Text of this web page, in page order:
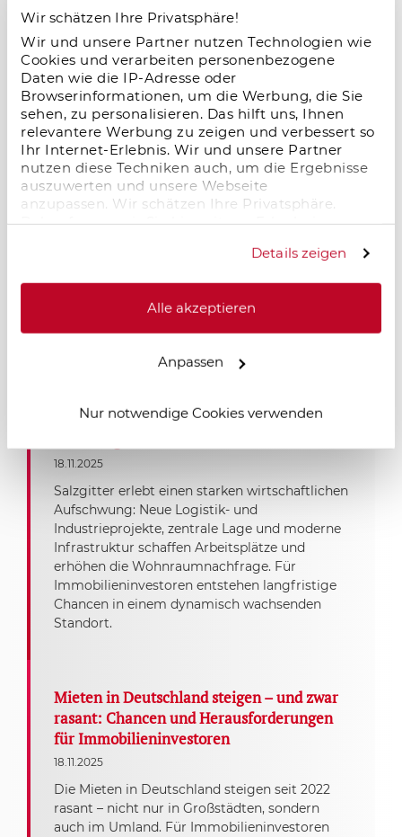
Wir schätzen Ihre Privatsphäre!
Wir und unsere Partner nutzen Technologien wie
Cookies und verarbeiten personenbezogene
Daten wie die IP-Adresse oder
Browserinformationen, um die Werbung, die Sie
sehen, zu personalisieren. Das hilft uns, Ihnen
relevantere Werbung zu zeigen und verbessert so
Ihr Internet-Erlebnis. Wir und unsere Partner
nutzen diese Techniken auch, um die Ergebnisse
auszuwerten und unsere Webseite
anzupassen. Wir schätzen Ihre Privatsphäre.
Daher fragen wir Sie hiermit um Erlaubnis zum
Details zeigen
Alle akzeptieren
Anpassen
Nur notwendige Cookies verwenden
Denkmalimmobilie mit steuerlichen Vorteilen
nach §7i EStG, KfW-Förderung, nachhaltigem
Energiekonzept und garantierter
Erstvermietung. Das historische
Schlossensemble verbindet hochwertige
Sanierung, moderne Wohnqual
Microliving-Investment: Stabiles
Wachstum, hohe Nachfrage und attraktive
Renditechancen
attraktiven Renditechancen – ein
Salzgitter im Wandel – neue Dynamik
18.11.2025
Salzgitter erlebt einen starken wirtschaftlichen
Aufschwung: Neue Logistik- und
Industrieprojekte, zentrale Lage und moderne
Infrastruktur schaffen Arbeitsplätze und
erhöhen die Wohnraumnachfrage. Für
Immobilieninvestoren entstehen langfristige
Chancen in einem dynamisch wachsenden
Standort.
Mieten in Deutschland steigen – und zwar
rasant: Chancen und Herausforderungen
für Immobilieninvestoren
18.11.2025
Die Mieten in Deutschland steigen seit 2022
rasant – nicht nur in Großstädten, sondern
auch im Umland. Für Immobilieninvestoren